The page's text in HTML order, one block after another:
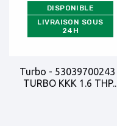
DISPONIBLE
LIVRAISON SOUS
24H
Turbo - 53039700243
TURBO KKK 1.6